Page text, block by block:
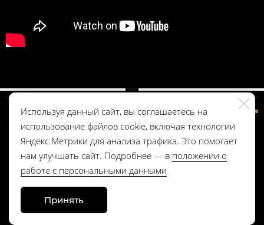
Используя данный сайт, вы соглашаетесь на
использование файлов cookie, включая технологии
Яндекс.Метрики для анализа трафика. Это помогает
нам улучшать сайт. Подробнее — в положении о
работе с персональными данными
Принять